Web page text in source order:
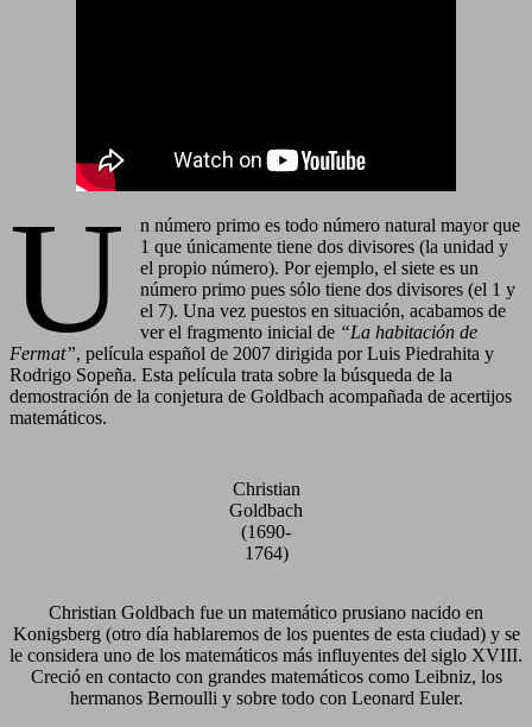
U
n número primo es todo número natural mayor que
1 que únicamente tiene dos divisores (la unidad y
el propio número). Por ejemplo, el siete es un
número primo pues sólo tiene dos divisores (el 1 y
el 7). Una vez puestos en situación, acabamos de
ver el fragmento inicial de “La habitación de
Fermat”, película español de 2007 dirigida por Luis Piedrahita y
Rodrigo Sopeña. Esta película trata sobre la búsqueda de la
demostración de la conjetura de Goldbach acompañada de acertijos
matemáticos.
Christian
Goldbach
(1690-
1764)
Christian Goldbach fue un matemático prusiano nacido en
Konigsberg (otro día hablaremos de los puentes de esta ciudad) y se
le considera uno de los matemáticos más influyentes del siglo XVIII.
Creció en contacto con grandes matemáticos como Leibniz, los
hermanos Bernoulli y sobre todo con Leonard Euler.